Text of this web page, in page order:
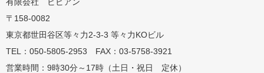
用地球の恵みを シャワー
〒158-0082
東京都世田谷区等々力2-3-3 等々力KOビル
TEL：050-5805-2953 FAX：03-5758-3921
営業時間：9時30分～17時（土日・祝日 定休）